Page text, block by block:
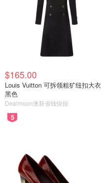
$165.00
Louis Vuitton 可拆领粗犷纽扣大衣
黑色
Dealmoon澳新省钱快报
5